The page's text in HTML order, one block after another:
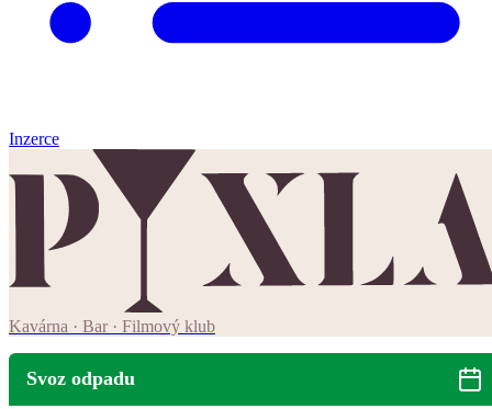
Inzerce
Kavárna · Bar · Filmový klub
Svoz odpadu